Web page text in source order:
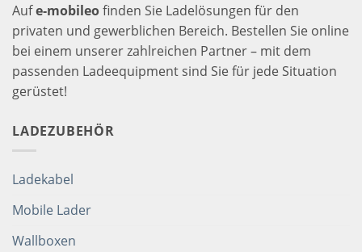
Aufe-mobileofinden Sie Ladelösungen für den
privaten und gewerblichen Bereich. Bestellen Sie online
bei einem unserer zahlreichen Partner – mit dem
passenden Ladeequipment sind Sie für jede Situation
gerüstet!
LADEZUBEHÖR
Ladekabel
Mobile Lader
Wallboxen